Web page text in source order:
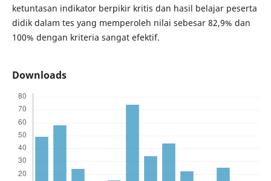
ketuntasan indikator berpikir kritis dan hasil belajar peserta
didik dalam tes yang memperoleh nilai sebesar 82,9% dan
100% dengan kriteria sangat efektif.
Downloads